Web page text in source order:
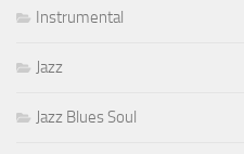
Instrumental
Jazz
Jazz Blues Soul